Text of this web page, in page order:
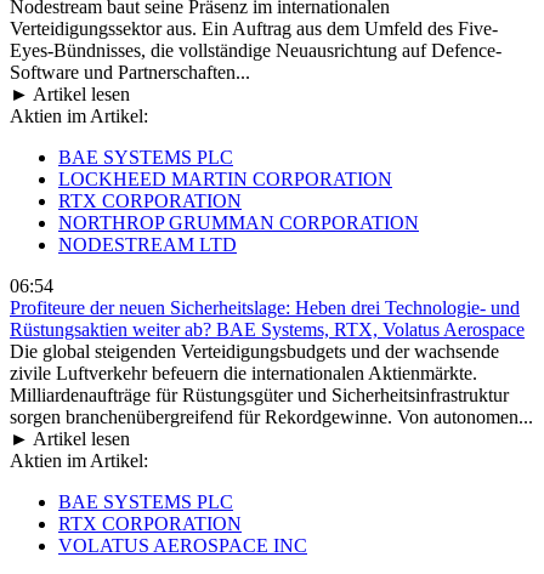
Nodestream baut seine Präsenz im internationalen
Verteidigungssektor aus. Ein Auftrag aus dem Umfeld des Five-
Eyes-Bündnisses, die vollständige Neuausrichtung auf Defence-
Software und Partnerschaften...
► Artikel lesen
Aktien im Artikel:
BAE SYSTEMS PLC
LOCKHEED MARTIN CORPORATION
RTX CORPORATION
NORTHROP GRUMMAN CORPORATION
NODESTREAM LTD
06:54
Profiteure der neuen Sicherheitslage: Heben drei Technologie- und
Rüstungsaktien weiter ab? BAE Systems, RTX, Volatus Aerospace
Die global steigenden Verteidigungsbudgets und der wachsende
zivile Luftverkehr befeuern die internationalen Aktienmärkte.
Milliardenaufträge für Rüstungsgüter und Sicherheitsinfrastruktur
sorgen branchenübergreifend für Rekordgewinne. Von autonomen...
► Artikel lesen
Aktien im Artikel:
BAE SYSTEMS PLC
RTX CORPORATION
VOLATUS AEROSPACE INC